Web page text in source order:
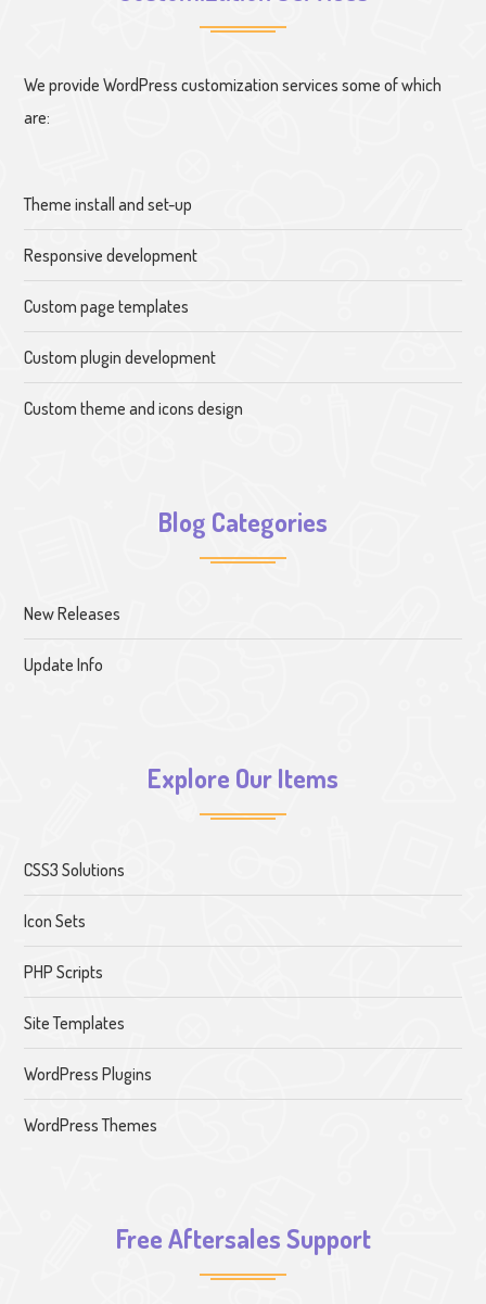
We provide WordPress customization services some of which
are:
Theme install and set-up
Responsive development
Custom page templates
Custom plugin development
Custom theme and icons design
Blog Categories
New Releases
Update Info
Explore Our Items
CSS3 Solutions
Icon Sets
PHP Scripts
Site Templates
WordPress Plugins
WordPress Themes
Free Aftersales Support